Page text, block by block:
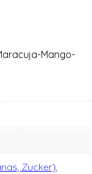
Mango-
Zucker)